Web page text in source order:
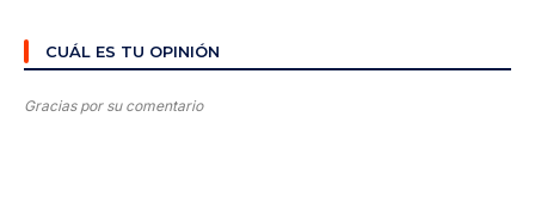
CUÁL ES TU OPINIÓN
Gracias por su comentario